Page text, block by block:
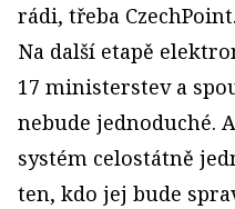
rádi, třeba
Na další etapě
17 ministerstev a
nebude jednoduché.
systém celostátně
ten, kdo jej bude